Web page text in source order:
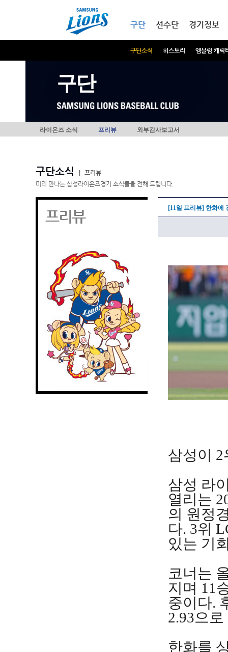
구단
구단소식 히스토리 엠블럼 캐릭
선수단 경기정보
구단
라이온즈 소식 프리뷰 외부감사보고서
구단소식
프리뷰
미리 만나는 삼성라이온즈경기 소식들을 전해 드립니다.
프리뷰 [11일 프리뷰] 한화에
삼성이
삼성 라
열리는
의 원정
다. 3위
있는 기
코너는
지며 11
중이다.
2.93으
한화를